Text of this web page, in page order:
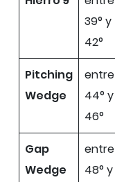
39° y
42°
Pitching
Wedge
entre
44° y
46°
Gap
Wedge
entre
48° y